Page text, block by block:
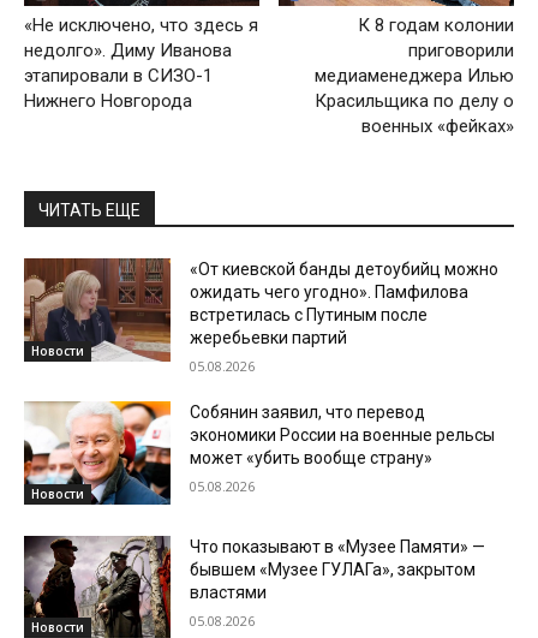
«Не исключено, что здесь я
недолго». Диму Иванова
этапировали в СИЗО-1
Нижнего Новгорода
К 8 годам колонии
приговорили
медиаменеджера Илью
Красильщика по делу о
военных «фейках»
ЧИТАТЬ ЕЩЕ
Новости
«От киевской банды детоубийц можно
ожидать чего угодно». Памфилова
встретилась с Путиным после
жеребьевки партий
05.08.2026
Новости
Собянин заявил, что перевод
экономики России на военные рельсы
может «убить вообще страну»
05.08.2026
Новости
Что показывают в «Музее Памяти» —
бывшем «Музее ГУЛАГа», закрытом
властями
05.08.2026